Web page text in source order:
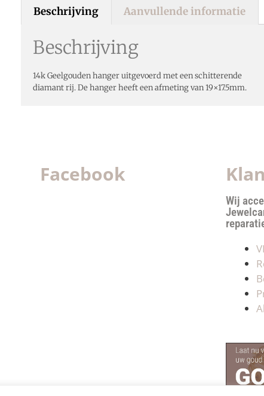
Beschrijving Aanvullende informatie
Beschrijving
14k Geelgouden hanger uitgevoerd met een schitterende
diamant rij. De hanger heeft een afmeting van 19×17.5mm.
Facebook
Wij